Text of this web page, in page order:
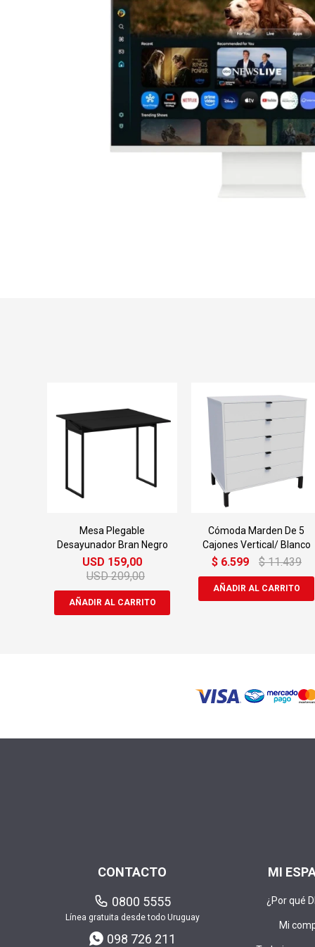
Mesa Plegable
Desayunador Bran Negro
USD 159,00
USD 209,00
Cómoda Marden De 5
Cajones Vertical/ Blanco
$ 6.599 $ 11.439
MI
¿Por qué
Mi
CONTACTO
0800 5555
Línea gratuita desde todo Uruguay
098 726 211